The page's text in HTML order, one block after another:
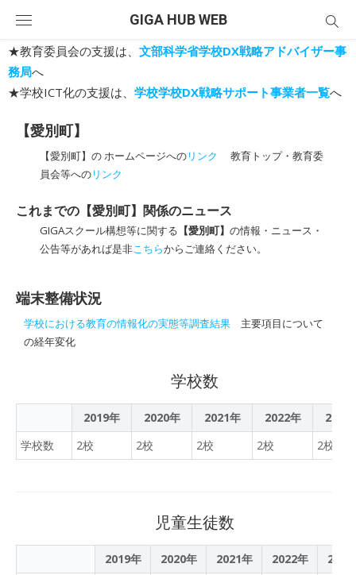
content
GIGA HUB WEB
★教育委員会の支援は、 文部科学省学校DX戦略アドバイザー事
務局へ
★学校ICT化の支援は、 学校学校DX戦略サポート事業者一覧へ
【愛別町】
【愛別町】の ホームページへのリンク
教育トップ・教育委
員会等へのリンク
これまでの【愛別町】関係のニュース
GIGAスクール構想等に関する 【愛別町】 の情報・ニュース・
公告等があれば是非こちらからご連絡ください。
端末整備状況
学校における教育の情報化の実態等調査結果 主要項目について
の経年変化
学校数
2019年 2020年 2021年 2022年
2023
学校数
2校 2校 2校 2校 2校
児童生徒数
2019年 2020年 2021年 2022年
2023